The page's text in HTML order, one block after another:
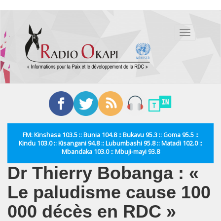
contenu
principal
Toggle
FM: Kinshasa 103.5 :: Bunia 104.8 :: Bukavu 95.3 :: Goma 95.5 ::
Kindu 103.0 :: Kisangani 94.8 :: Lubumbashi 95.8 :: Matadi 102.0 ::
Mbandaka 103.0 :: Mbuji-mayi 93.8
Dr Thierry Bobanga : «
Le paludisme cause 100
000 décès en RDC »